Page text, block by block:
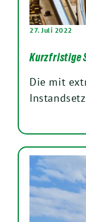
27. Juli 2022
Kurzfristige
Die mit